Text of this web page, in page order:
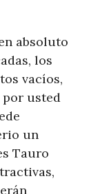
absoluto
los
vacíos,
por usted
un
Tauro